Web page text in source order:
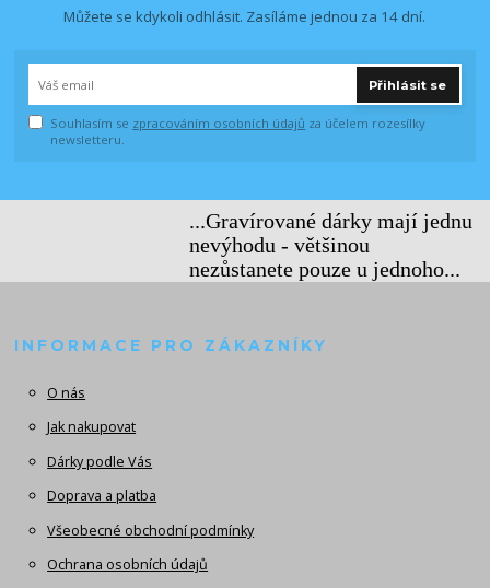
Můžete se kdykoli odhlásit. Zasíláme jednou za 14 dní.
Přihlásit se
Souhlasím se zpracováním osobních údajů za účelem rozesílky
newsletteru.
...Gravírované dárky mají jednu
nevýhodu - většinou
nezůstanete pouze u jednoho...
INFORMACE PRO ZÁKAZNÍKY
O nás
Jak nakupovat
Dárky podle Vás
Doprava a platba
Všeobecné obchodní podmínky
Ochrana osobních údajů